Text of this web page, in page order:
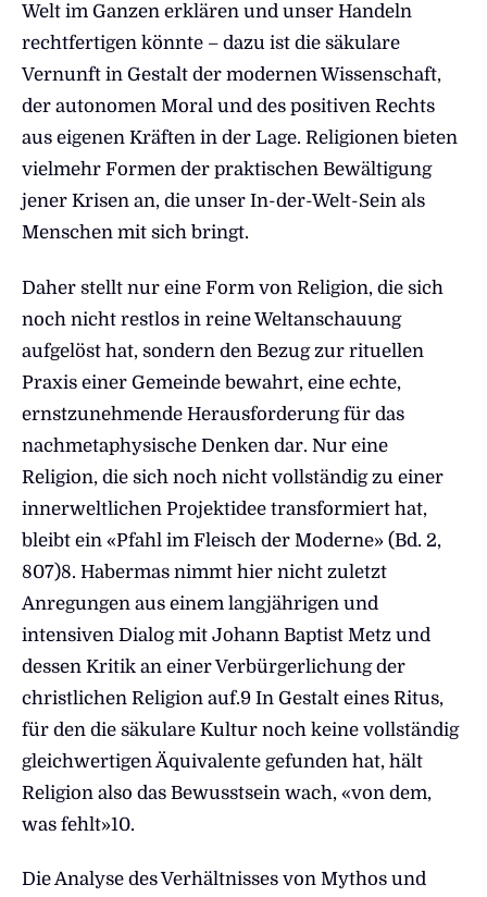
Welt im Ganzen erklären und unser Handeln
rechtfertigen könnte – dazu ist die säkulare
Vernunft in Gestalt der modernen Wissenschaft,
der autonomen Moral und des positiven Rechts
aus eigenen Kräften in der Lage. Religionen bieten
vielmehr Formen der praktischen Bewältigung
jener Krisen an, die unser In-der-Welt-Sein als
Menschen mit sich bringt.
Daher stellt nur eine Form von Religion, die sich
noch nicht restlos in reine Weltanschauung
aufgelöst hat, sondern den Bezug zur rituellen
Praxis einer Gemeinde bewahrt, eine echte,
ernstzunehmende Herausforderung für das
nachmetaphysische Denken dar. Nur eine
Religion, die sich noch nicht vollständig zu einer
innerweltlichen Projektidee transformiert hat,
bleibt ein «Pfahl im Fleisch der Moderne» (Bd. 2,
807)8. Habermas nimmt hier nicht zuletzt
Anregungen aus einem langjährigen und
intensiven Dialog mit Johann Baptist Metz und
dessen Kritik an einer Verbürgerlichung der
christlichen Religion auf.9 In Gestalt eines Ritus,
für den die säkulare Kultur noch keine vollständig
gleichwertigen Äquivalente gefunden hat, hält
Religion also das Bewusstsein wach, «von dem,
was fehlt»10.
Die Analyse des Verhältnisses von Mythos und